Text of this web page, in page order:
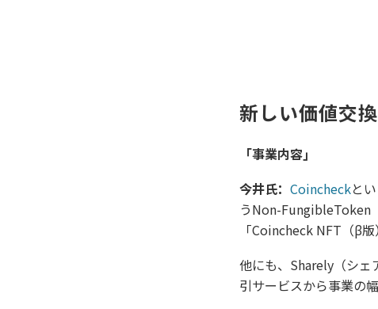
新しい価値交
「事業内容」
今井氏： Coincheckと
うNon-FungibleToken
「Coincheck NFT（β
他にも、Sharely（シェ
引サービスから事業の